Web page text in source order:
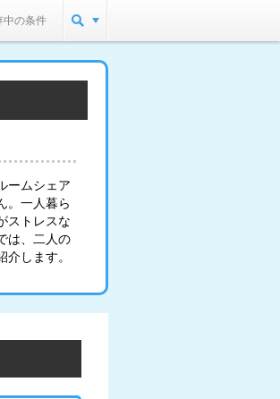
中の条件
ームシェア
。一人暮ら
ストレスな
は、二人の
します。